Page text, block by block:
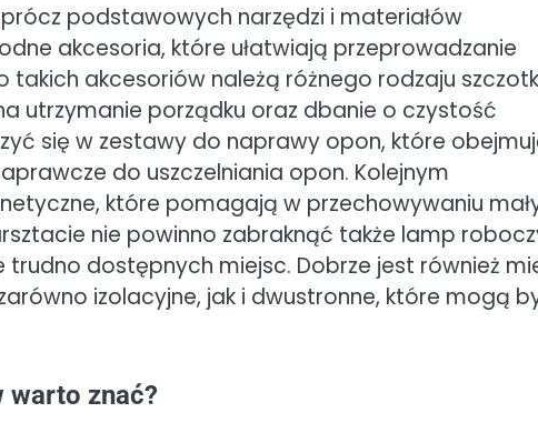
podstawowych narzędzi i materiałów
akcesoria, które ułatwiają przeprowadzanie
akcesoriów należą różnego rodzaju
utrzymanie porządku oraz dbanie o czystość
się w zestawy do naprawy opon, które
do uszczelniania opon. Kolejnym
które pomagają w przechowywaniu
nie powinno zabraknąć także lamp
dostępnych miejsc. Dobrze jest również
izolacyjne, jak i dwustronne, które mogą
warto znać?